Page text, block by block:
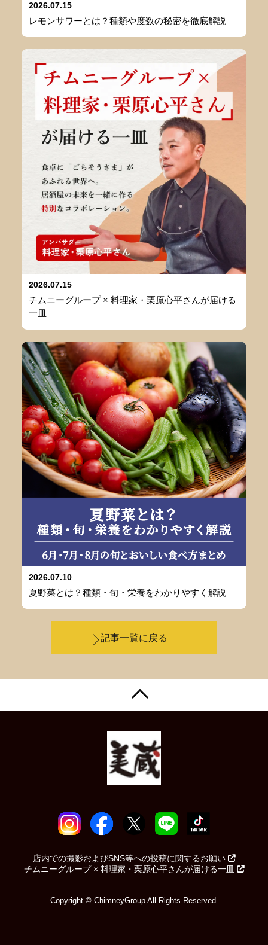
2026.07.15
レモンサワーとは？種類や度数の秘密を徹底解説
2026.07.15
チムニーグループ × 料理家・栗原心平さんが届ける
一皿
2026.07.10
夏野菜とは？種類・旬・栄養をわかりやすく解説
記事一覧に戻る
店内での撮影およびSNS等への投稿に関するお願い
チムニーグループ × 料理家・栗原心平さんが届ける一皿
Copyright © ChimneyGroup All Rights Reserved.